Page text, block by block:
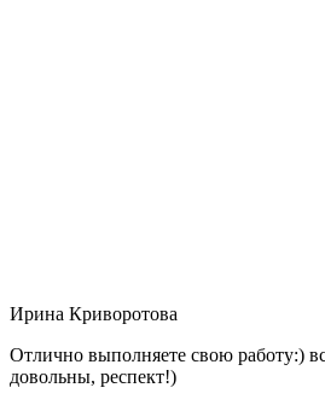
Ирина Криворотова
Отлично выполняете свою работу:)
довольны, респект!)